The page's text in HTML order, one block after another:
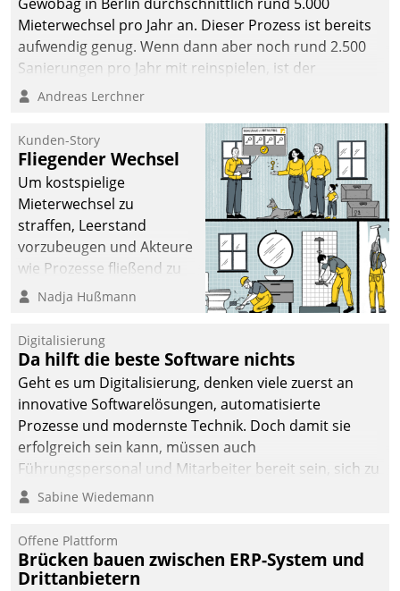
Mieterwechsel pro Jahr an. Dieser Prozess ist bereits
aufwendig genug. Wenn dann aber noch rund 2.500
Sanierungen pro Jahr mit reinspielen, ist der
Betreuungs- und Organisationsaufwand immens. Im
kommunale Wohnungsbauunternehmen daher
gemeinsam mit der Berliner Datatrain GmbH den
Teilprozess der Objektsanierung digitalisiert.
Andreas Lerchner
Kunden-Story
Fliegender Wechsel
Um kostspielige
Mieterwechsel zu
straffen, Leerstand
vorzubeugen und Akteure
wie Prozesse fließend zu
vernetzen, nutzt die
Jahresbeginn eine
Überblick, Einsicht und
Eingriff bietende Lösung.
Zur Entwicklung setzte
man auf
Cloudtechnologie,
bewährte und Startup-
agile Projektmethoden.
Nadja Hußmann
Digitalisierung
Da hilft die beste Software nichts
Geht es um Digitalisierung, denken viele zuerst an
innovative Softwarelösungen, automatisierte
Prozesse und modernste Technik. Doch damit sie
erfolgreich sein kann, müssen auch
Führungspersonal und Mitarbeiter bereit sein, sich zu
verändern und anzupassen, sonst werden sie an ihr
Sabine Wiedemann
Offene Plattform
Brücken bauen zwischen ERP-System und
Drittanbietern